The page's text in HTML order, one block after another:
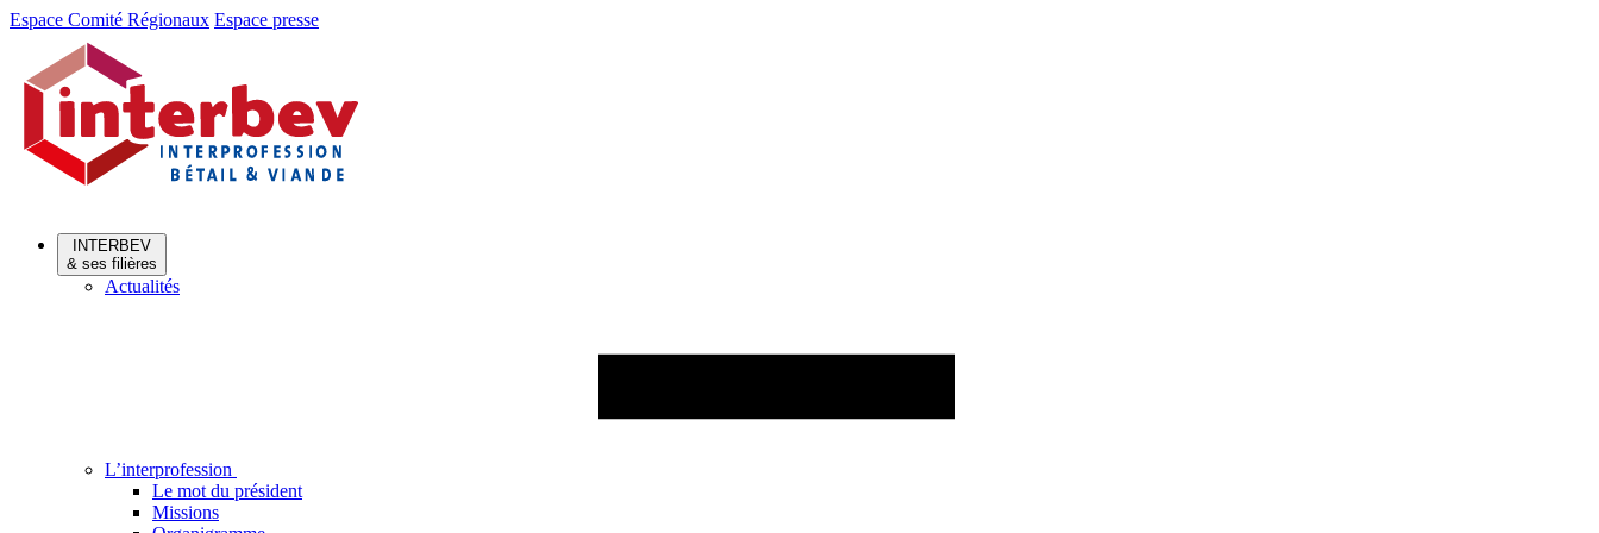
Aller
Aller
contenu
Espace Comité Régionaux Espace presse
INTERBEV
& ses filières
Actualités
L’interprofession
Le mot du président
Missions